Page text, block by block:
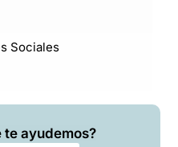
Sociales
te ayudemos?